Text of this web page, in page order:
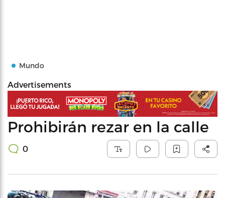
Mundo
Advertisements
Prohibirán rezar en la calle
0